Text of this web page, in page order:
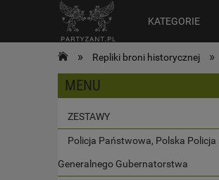
KATEGORIE
» Repliki broni historycznej »
MENU
ZESTAWY
Policja Państwowa, Polska Policja
Generalnego Gubernatorstwa